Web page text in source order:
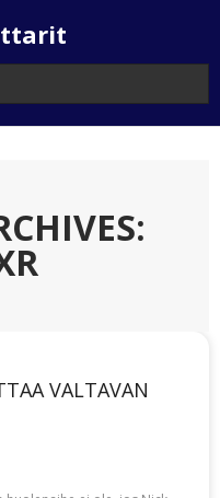
VALTAVAN